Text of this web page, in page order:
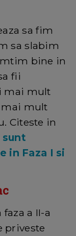
sa fim
sa slabim
bine in
fii
mai mult
mai mult
Citeste in
sunt
in Faza I si
a II-a
priveste